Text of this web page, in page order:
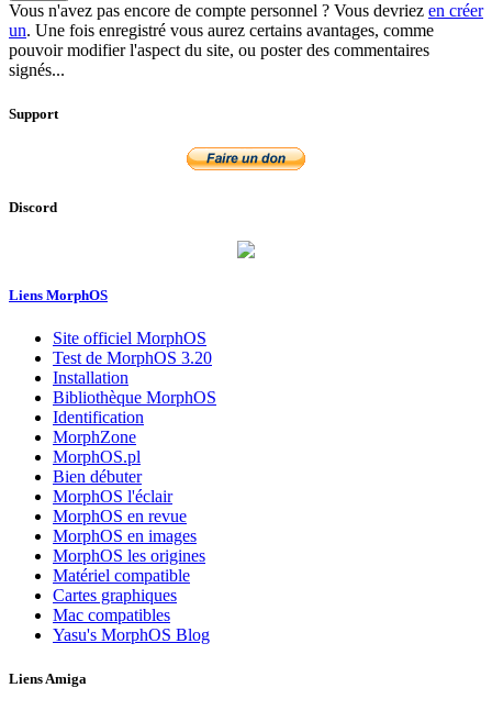
Vous n'avez pas encore de compte personnel ? Vous devriez en créer
un. Une fois enregistré vous aurez certains avantages, comme
pouvoir modifier l'aspect du site, ou poster des commentaires
signés...
Support
Discord
Liens MorphOS
Site officiel MorphOS
Test de MorphOS 3.20
Installation
Bibliothèque MorphOS
Identification
MorphZone
MorphOS.pl
Bien débuter
MorphOS l'éclair
MorphOS en revue
MorphOS en images
MorphOS les origines
Matériel compatible
Cartes graphiques
Mac compatibles
Yasu's MorphOS Blog
Liens Amiga